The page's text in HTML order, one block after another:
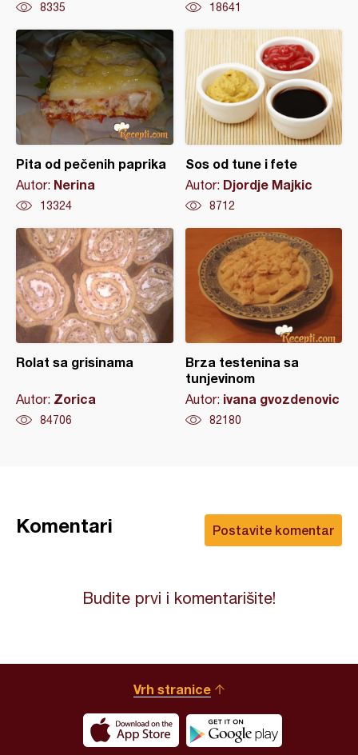
8335 18641
Pita od pečenih paprika
Autor: Nerina
13324
Sos od tune i fete
Autor: Djordje Majkic
8712
Rolat sa grisinama
Autor: Zorica
84706
Brza testenina sa
tunjevinom
Autor: ivana gvozdenovic
82180
Postavite komentar
Komentari
Budite prvi i komentarišite!
Vrh stranice